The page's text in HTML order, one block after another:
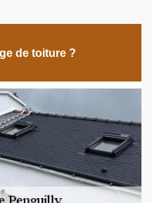
de toiture ?